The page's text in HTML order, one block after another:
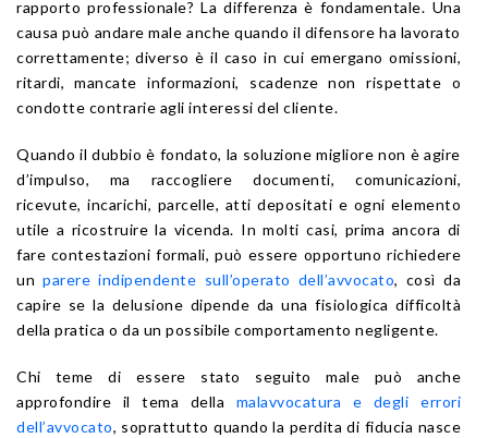
rapporto professionale? La differenza è fondamentale. Una
causa può andare male anche quando il difensore ha lavorato
correttamente; diverso è il caso in cui emergano omissioni,
ritardi, mancate informazioni, scadenze non rispettate o
condotte contrarie agli interessi del cliente.
Quando il dubbio è fondato, la soluzione migliore non è agire
d’impulso, ma raccogliere documenti, comunicazioni,
ricevute, incarichi, parcelle, atti depositati e ogni elemento
utile a ricostruire la vicenda. In molti casi, prima ancora di
fare contestazioni formali, può essere opportuno richiedere
unparere indipendente sull’operato dell’avvocato, così da
capire se la delusione dipende da una fisiologica difficoltà
della pratica o da un possibile comportamento negligente.
Chi teme di essere stato seguito male può anche
approfondire il tema della malavvocatura e degli errori
dell’avvocato, soprattutto quando la perdita di fiducia nasce